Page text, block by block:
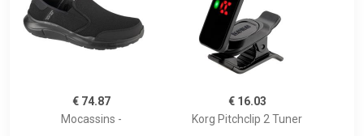
€ 74.87
Mocassins -
€ 16.03
Korg Pitchclip 2 Tuner